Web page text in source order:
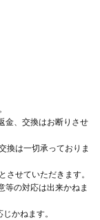
金、交換はお断りさせ
換は一切承っておりま
させていただきます。
等の対応は出来かねま
かねます。